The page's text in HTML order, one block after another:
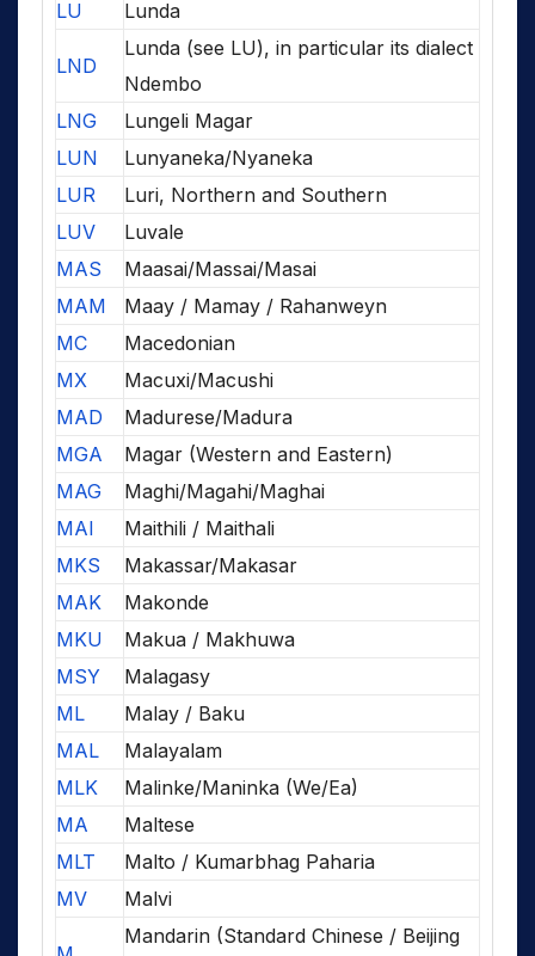
LU
Lunda
LND
Lunda (see LU), in particular its dialect
Ndembo
LNG
Lungeli Magar
LUN
Lunyaneka/Nyaneka
LUR
Luri, Northern and Southern
LUV
Luvale
MAS
Maasai/Massai/Masai
MAM
Maay / Mamay / Rahanweyn
MC
Macedonian
MX
Macuxi/Macushi
MAD
Madurese/Madura
MGA
Magar (Western and Eastern)
MAG
Maghi/Magahi/Maghai
MAI
Maithili / Maithali
MKS
Makassar/Makasar
MAK
Makonde
MKU
Makua / Makhuwa
MSY
Malagasy
ML
Malay / Baku
MAL
Malayalam
MLK
Malinke/Maninka (We/Ea)
MA
Maltese
MLT
Malto / Kumarbhag Paharia
MV
Malvi
Mandarin (Standard Chinese / Beijing